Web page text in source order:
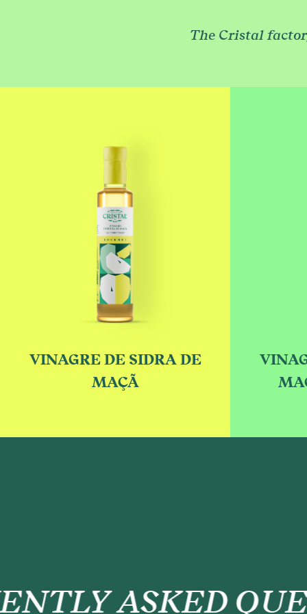
The Cristal
VINAGRE DE SIDRA DE
MAÇÃ
ASKED